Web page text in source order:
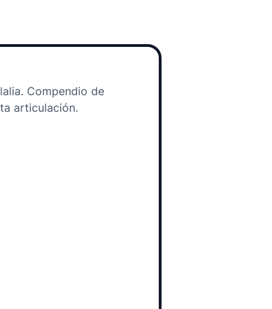
Compendio de
articulación.